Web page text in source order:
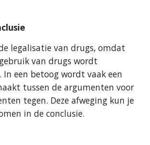
legalisatie van drugs, omdat
van drugs wordt
In een betoog wordt vaak een
tussen de argumenten voor
tegen. Deze afweging kun je
in de conclusie.